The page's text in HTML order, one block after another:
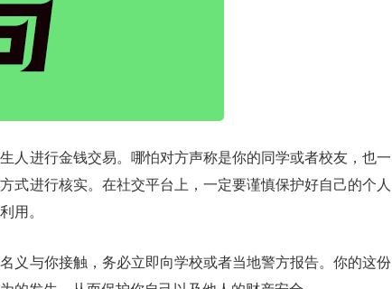
人进行金钱交易。哪怕对方声称是你的同学或者校友，也一
式进行核实。在社交平台上，一定要谨慎保护好自己的个人
用。
义与你接触，务必立即向学校或者当地警方报告。你的这份